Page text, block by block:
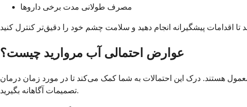
مصرف طولانی مدت برخی داروها
عوارض احتمالی آب مروارید چیست؟
هستند. درک این احتمالات به شما کمک می‌کند تا در مورد زمان درمان
تصمیمات آگاهانه بگیرید.